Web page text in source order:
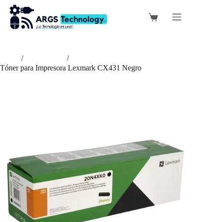
Saltar
contenido
Carro
/
/
Tóner para Impresora Lexmark CX431 Negro